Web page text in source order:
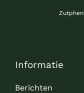
Zutphen
Informatie
Berichten